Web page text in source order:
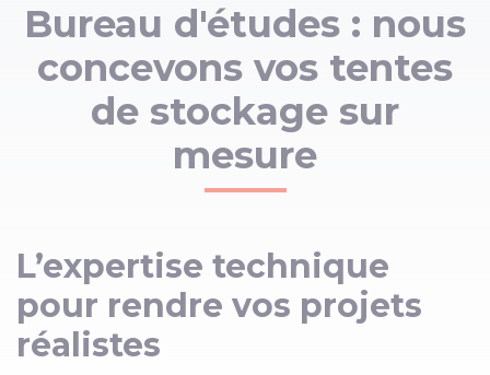
Bureau d'études : nous
concevons vos tentes
de stockage sur
mesure
L’expertise technique
pour rendre vos projets
réalistes